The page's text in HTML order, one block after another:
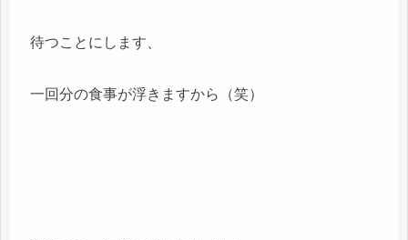
待つことにします、
一回分の食事が浮きますから（笑）